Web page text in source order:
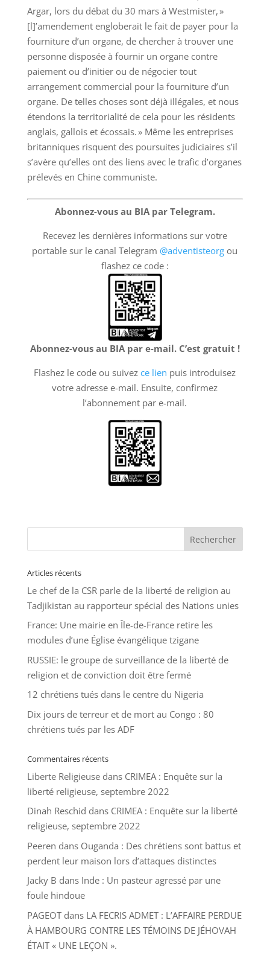
Argar, lors du débat du 30 mars à Westmister, »
[l]’amendement engloberait le fait de payer pour la
fourniture d’un organe, de chercher à trouver une
personne disposée à fournir un organe contre
paiement ou d’initier ou de négocier tout
arrangement commercial pour la fourniture d’un
organe. De telles choses sont déjà illégales, et nous
étendons la territorialité de cela pour les résidents
anglais, gallois et écossais. » Même les entreprises
britanniques risquent des poursuites judiciaires s’il
s’avère qu’elles ont des liens avec le trafic d’organes
prélevés en Chine communiste.
Abonnez-vous au BIA par Telegram.
Recevez les dernières informations sur votre
portable sur le canal Telegram@adventisteorg ou
flashez ce code :
Abonnez-vous au BIA par e-mail. C’est gratuit !
Flashez le code ou suivezce lien puis introduisez
votre adresse e-mail. Ensuite, confirmez
l’abonnement par e-mail.
Articles récents
Le chef de la CSR parle de la liberté de religion au
Tadjikistan au rapporteur spécial des Nations unies
France: Une mairie en Île-de-France retire les
modules d’une Église évangélique tzigane
RUSSIE: le groupe de surveillance de la liberté de
religion et de conviction doit être fermé
12 chrétiens tués dans le centre du Nigeria
Dix jours de terreur et de mort au Congo : 80
chrétiens tués par les ADF
Commentaires récents
Liberte Religieusedans CRIMEA : Enquête sur la
liberté religieuse, septembre 2022
Dinah Reschid dans CRIMEA : Enquête sur la liberté
religieuse, septembre 2022
Peeren dans Ouganda : Des chrétiens sont battus et
perdent leur maison lors d’attaques distinctes
Jacky B dans Inde : Un pasteur agressé par une
foule hindoue
PAGEOTdans LA FECRIS ADMET : L’AFFAIRE PERDUE
À HAMBOURG CONTRE LES TÉMOINS DE JÉHOVAH
ÉTAIT « UNE LEÇON ».